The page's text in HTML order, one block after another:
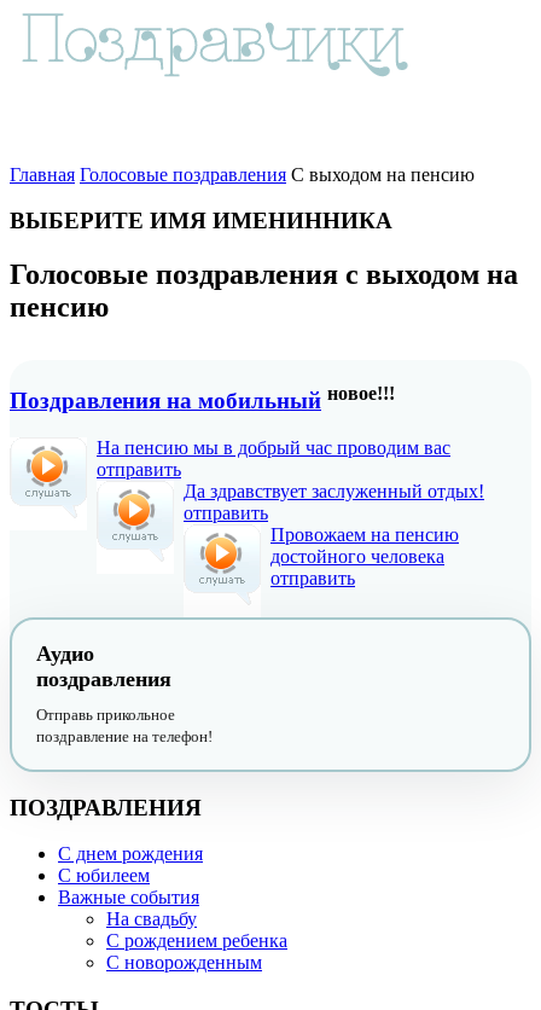
Главная Голосовые поздравления С выходом на пенсию
ВЫБЕРИТЕ ИМЯ ИМЕНИННИКА
Голосовые поздравления с выходом на
пенсию
Поздравления на мобильный новое!!!
На пенсию мы в добрый час проводим вас
отправить
Да здравствует заслуженный отдых!
отправить
Провожаем на пенсию
достойного человека
отправить
Аудио
поздравления
Отправь прикольное
поздравление на телефон!
ПОЗДРАВЛЕНИЯ
С днем рождения
С юбилеем
Важные события
На свадьбу
С рождением ребенка
С новорожденным